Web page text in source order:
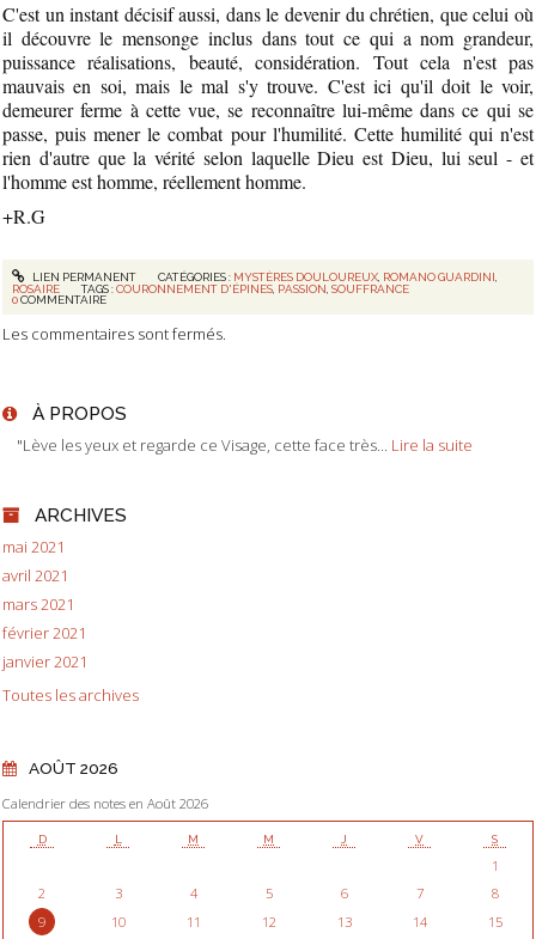
À PROPOS
"Lève les yeux et regarde ce Visage, cette face très... Lire la suite
ARCHIVES
mai 2021
avril 2021
mars 2021
février 2021
janvier 2021
Toutes les archives
AOÛT 2026
Calendrier des notes en Août 2026
D L M M J V S
1
2
3 4 5 6 7
8
9
10 11 12 13 14
15
C'est un instant décisif aussi, dans le devenir du chrétien, que celui où
il découvre le mensonge inclus dans tout ce qui a nom grandeur,
puissance réalisations, beauté, considération. Tout cela n'est pas
mauvais en soi, mais le mal s'y trouve. C'est ici qu'il doit le voir,
demeurer ferme à cette vue, se reconnaître lui-même dans ce qui se
passe, puis mener le combat pour l'humilité. Cette humilité qui n'est
rien d'autre que la vérité selon laquelle Dieu est Dieu, lui seul - et
l'homme est homme, réellement homme.
+R.G
LIEN PERMANENT CATÉGORIES : MYSTÈRES DOULOUREUX, ROMANO GUARDINI
ROSAIRE
TAGS :COURONNEMENT D'ÉPINES PASSION ,SOUFFRANCE
0COMMENTAIRE
Les commentaires sont fermés.